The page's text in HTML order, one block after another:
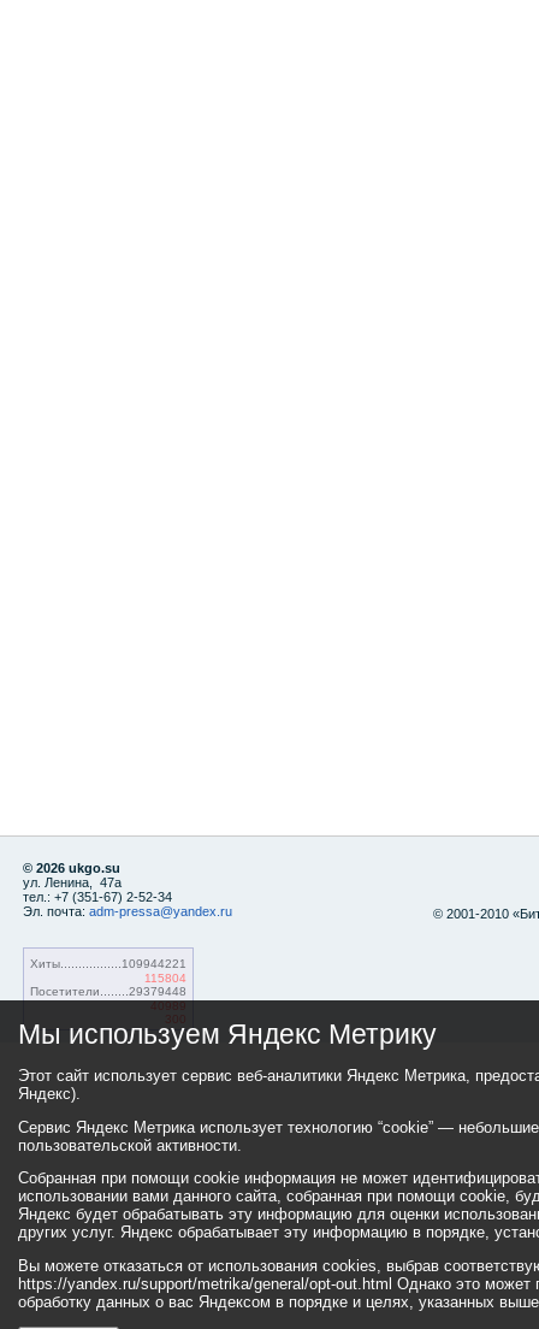
© 2026 ukgo.su
ул. Ленина, 47а
тел.: +7 (351-67) 2-52-34
Эл. почта: adm-pressa@yandex.ru
Хиты
109944221
115804
Посетители
29379448
40989
© 2001-2010
Мы используем Яндекс Метрику
Этот сайт использует сервис веб-аналитики Яндекс Метрика,
Яндекс).
Сервис Яндекс Метрика использует технологию “cookie” —
пользовательской активности.
Собранная при помощи cookie информация не может
использовании вами данного сайта, собранная при помощи cookie,
Яндекс будет обрабатывать эту информацию для оценки
других услуг. Яндекс обрабатывает эту информацию в порядке,
Вы можете отказаться от использования cookies, выбрав
https://yandex.ru/support/metrika/general/opt-out.html Однако это может
обработку данных о вас Яндексом в порядке и целях, указанных